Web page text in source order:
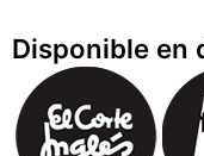
Disponible en